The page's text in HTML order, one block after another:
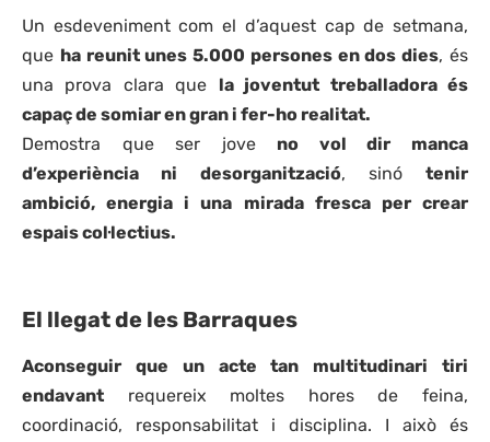
Un esdeveniment com el d’aquest cap de setmana,
que ha reunit unes 5.000 persones en dos dies, és
una prova clara que la joventut treballadora és
capaç de somiar en gran i fer-ho realitat.
Demostra que ser jove no vol dir manca
d’experiència ni desorganització, sinó tenir
ambició, energia i una mirada fresca per crear
espais col·lectius.
El llegat de les Barraques
Aconseguir que un acte tan multitudinari tiri
endavant requereix moltes hores de feina,
coordinació, responsabilitat i disciplina. I això és